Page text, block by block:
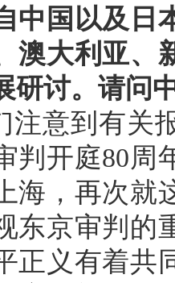
中国以及日
澳大利亚、
研讨。请问
注意到有关
判开庭80周
海，再次就
东京审判的
正义有着共